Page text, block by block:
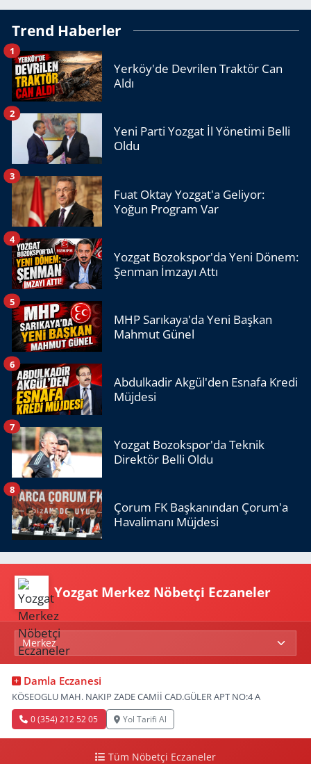
Trend Haberler
Yerköy'de Devrilen Traktör Can
Aldı
1
Yeni Parti Yozgat İl Yönetimi Belli
Oldu
2
Fuat Oktay Yozgat'a Geliyor:
Yoğun Program Var
3
Yozgat Bozokspor'da Yeni Dönem:
Şenman İmzayı Attı
4
MHP Sarıkaya'da Yeni Başkan
Mahmut Günel
5
Abdulkadir Akgül'den Esnafa Kredi
Müjdesi
6
Yozgat Bozokspor'da Teknik
Direktör Belli Oldu
7
Çorum FK Başkanından Çorum'a
Havalimanı Müjdesi
8
Yozgat Merkez Nöbetçi Eczaneler
Damla Eczanesi
KÖSEOGLU MAH. NAKIP ZADE CAMİİ CAD.GÜLER APT NO:4 A
0 (354) 212 52 05 Yol Tarifi Al
Tüm Nöbetçi Eczaneler